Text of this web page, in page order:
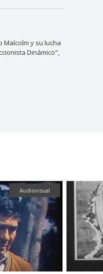
Malcolm y su lucha
Dinámico",